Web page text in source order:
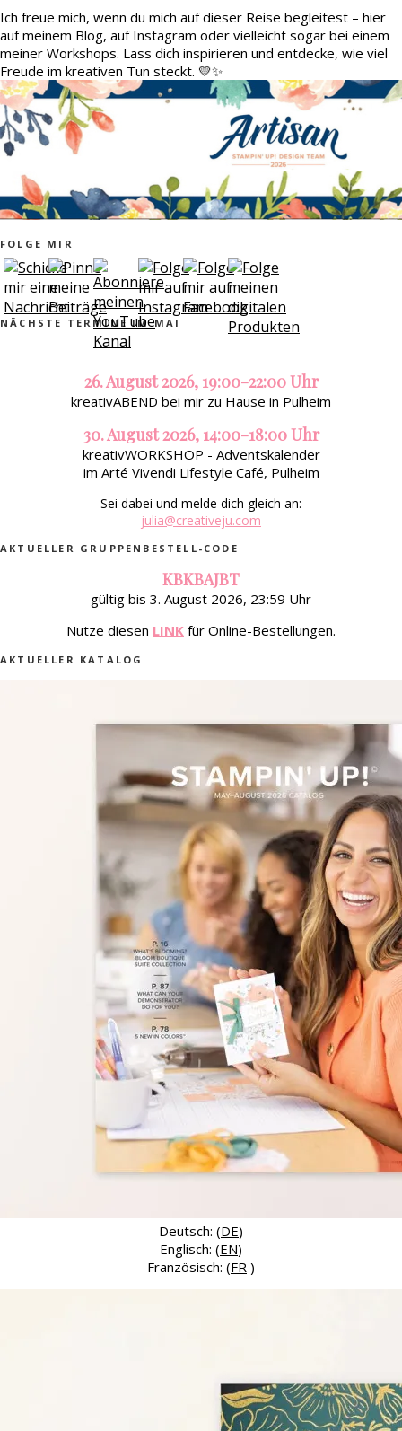
Ich freue mich, wenn du mich auf dieser Reise begleitest – hier
auf meinem Blog, auf Instagram oder vielleicht sogar bei einem
meiner Workshops. Lass dich inspirieren und entdecke, wie viel
Freude im kreativen Tun steckt. 💛✨
FOLGE MIR
NÄCHSTE TERMINE IM MAI
26. August 2026, 19:00-22:00 Uhr
kreativABEND bei mir zu Hause in Pulheim
30. August 2026, 14:00-18:00 Uhr
kreativWORKSHOP - Adventskalender
im Arté Vivendi Lifestyle Café, Pulheim
Sei dabei und melde dich gleich an:
julia@creativeju.com
AKTUELLER GRUPPENBESTELL-CODE
KBKBAJBT
gültig bis 3. August 2026, 23:59 Uhr
Nutze diesen LINK für Online-Bestellungen.
AKTUELLER KATALOG
Deutsch: (DE)
Englisch: (EN)
Französisch: (FR )